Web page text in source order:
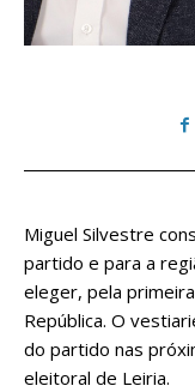
Miguel Silvestre
partido e para a
eleger, pela
República. O
do partido nas
eleitoral de Leiria.